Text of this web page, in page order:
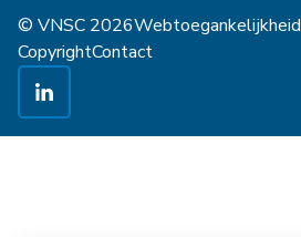
© VNSC 2026Webtoegankelijkheid
CopyrightContact